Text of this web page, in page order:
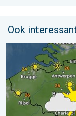
Ook
Fraai zomerweer